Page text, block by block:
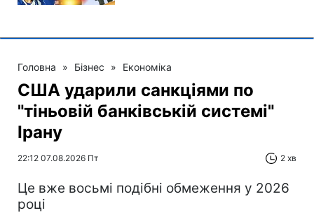
Головна » Бізнес » Економіка
США ударили санкціями по
"тіньовій банківській системі"
Ірану
22:12 07.08.2026 Пт 2 хв
Це вже восьмі подібні обмеження у 2026
році